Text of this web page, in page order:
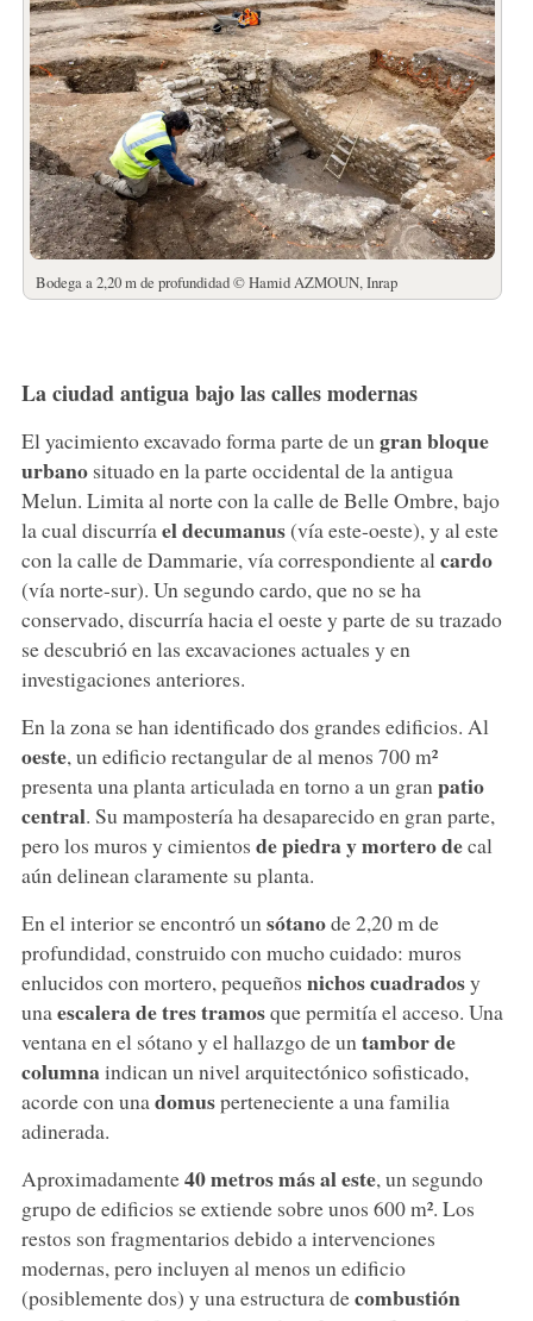
Bodega a 2,20 m de profundidad © Hamid AZMOUN, Inrap
La ciudad antigua bajo las calles modernas
El yacimiento excavado forma parte de un gran bloque
urbanosituado en la parte occidental de la antigua
Melun. Limita al norte con la calle de Belle Ombre, bajo
la cual discurría el decumanus(vía este-oeste), y al este
con la calle de Dammarie, vía correspondiente al cardo
(vía norte-sur). Un segundo cardo, que no se ha
conservado, discurría hacia el oeste y parte de su trazado
se descubrió en las excavaciones actuales y en
investigaciones anteriores.
En la zona se han identificado dos grandes edificios. Al
oeste, un edificio rectangular de al menos 700 m²
presenta una planta articulada en torno a un gran patio
central. Su mampostería ha desaparecido en gran parte,
pero los muros y cimientos de piedra y mortero decal
aún delinean claramente su planta.
En el interior se encontró un sótanode 2,20 m de
profundidad, construido con mucho cuidado: muros
enlucidos con mortero, pequeños nichos cuadradosy
una escalera de tres tramosque permitía el acceso. Una
ventana en el sótano y el hallazgo de un tambor de
columnaindican un nivel arquitectónico sofisticado,
acorde con una domusperteneciente a una familia
adinerada.
Aproximadamente40 metros más al este, un segundo
grupo de edificios se extiende sobre unos 600 m². Los
restos son fragmentarios debido a intervenciones
modernas, pero incluyen al menos un edificio
(posiblemente dos) y una estructura decombustión